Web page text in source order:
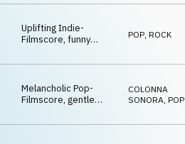
atmo
Uplifting Indie-
Filmscore, funny
epic atmo
POP ROCK
Melancholic Pop-
Filmscore, gentle
drums, dramatic
COLONNA
SONORA, POP